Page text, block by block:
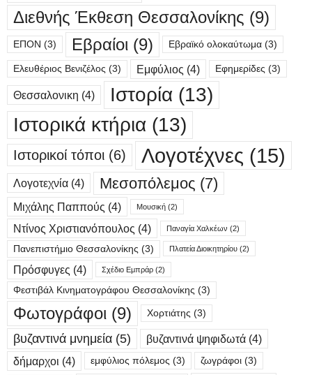
Διεθνής Έκθεση Θεσσαλονίκης (9)
ΕΠΟΝ (3) Εβραίοι (9) Εβραϊκό ολοκαύτωμα (3)
Ελευθέριος Βενιζέλος (3) Εμφύλιος (4) Εφημερίδες (3)
Θεσσαλονικη (4) Ιστορία (13)
Ιστορικά κτήρια (13)
Ιστορικοί τόποι (6) Λογοτέχνες (15)
Λογοτεχνία (4) Μεσοπόλεμος (7)
Μιχάλης Παππούς (4) Μουσική (2)
Ντίνος Χριστιανόπουλος (4) Παναγία Χαλκέων (2)
Πανεπιστήμιο Θεσσαλονίκης (3) Πλατεία Διοικητηρίου (2)
Πρόσφυγες (4) Σχέδιο Εμπράρ (2)
Φεστιβάλ Κινηματογράφου Θεσσαλονίκης (3)
Φωτογράφοι (9) Χορτιάτης (3)
βυζαντινά μνημεία (5) βυζαντινά ψηφιδωτά (4)
δήμαρχοι (4) εμφύλιος πόλεμος (3) ζωγράφοι (3)